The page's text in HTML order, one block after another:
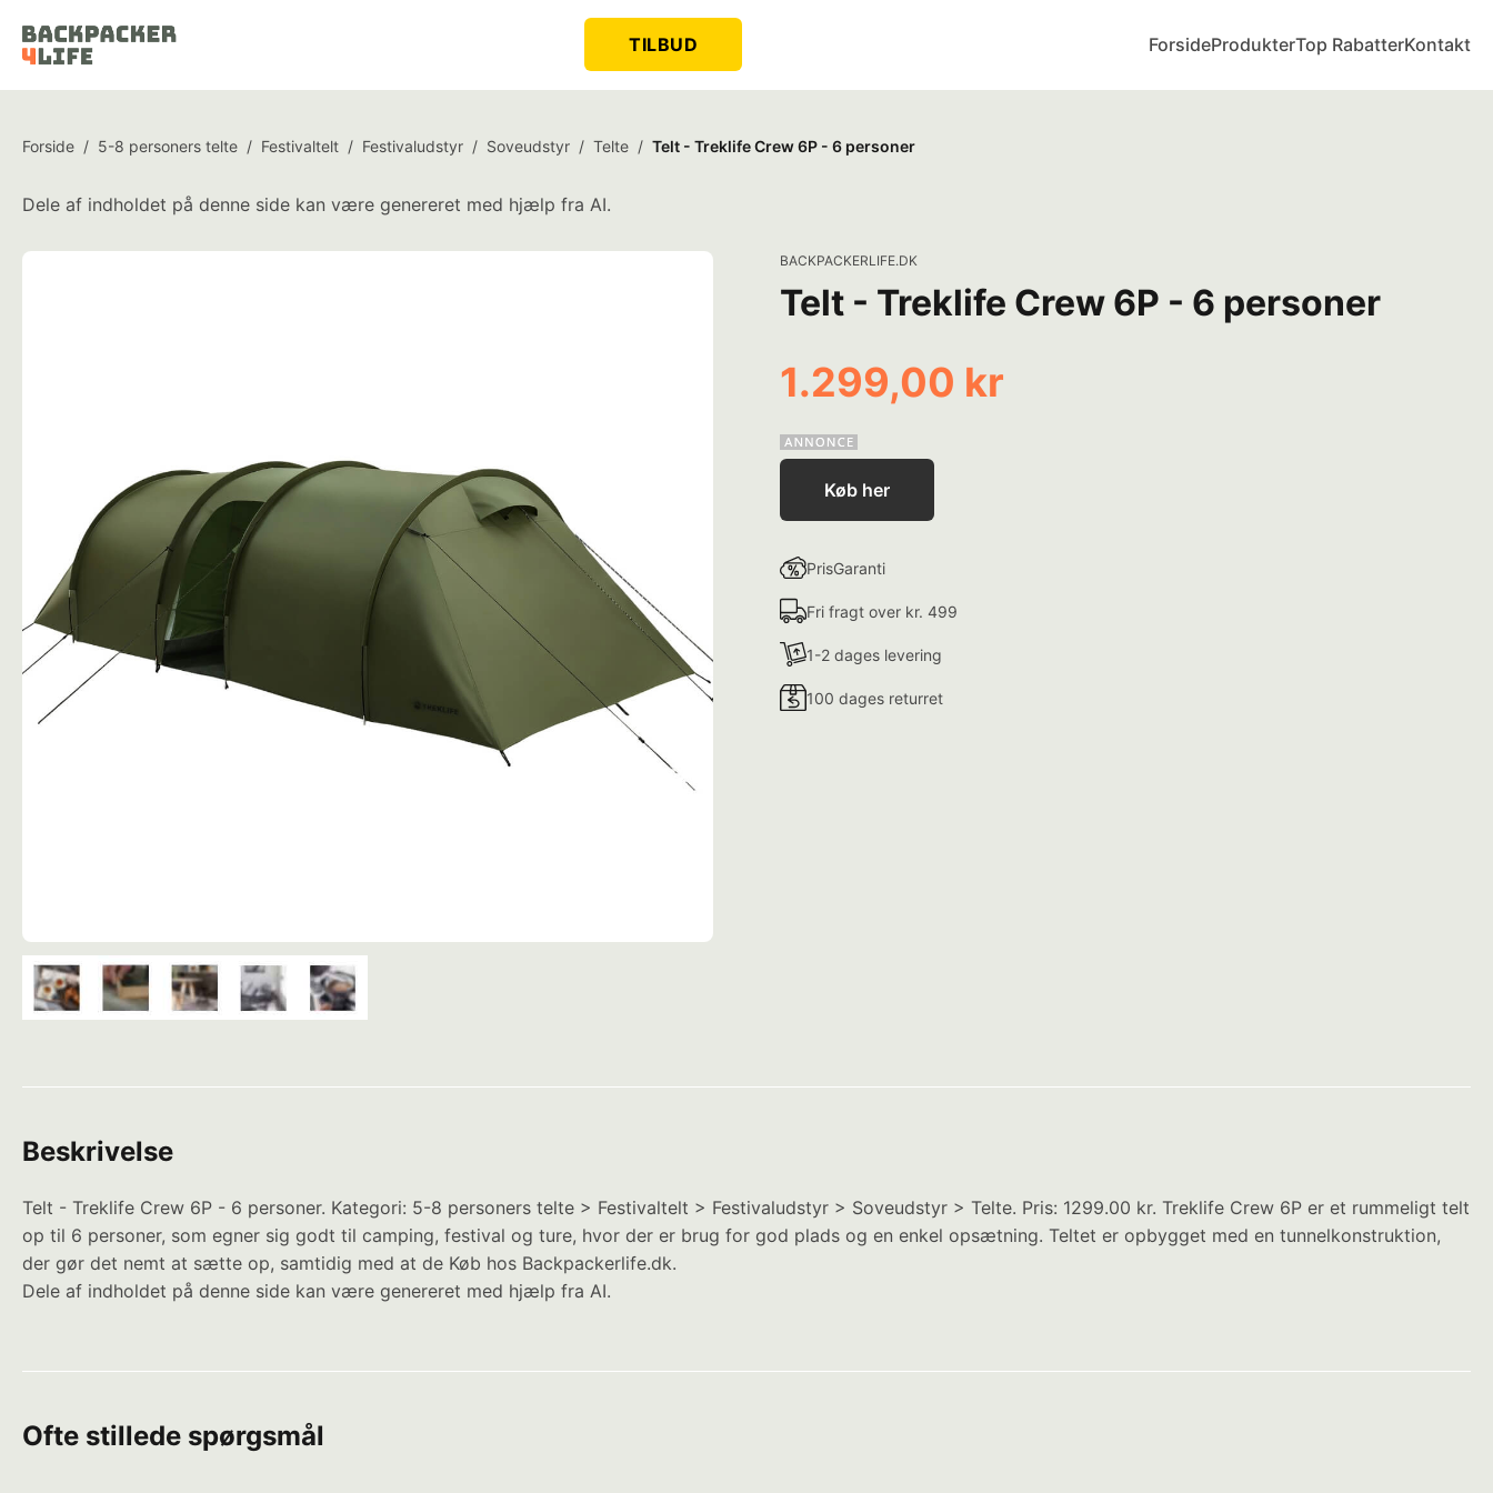
TILBUD ForsideProdukterTop RabatterKontakt
Forside / 5-8 personers telte / Festivaltelt / Festivaludstyr / Soveudstyr / Telte / Telt - Treklife Crew 6P - 6 personer
Dele af indholdet på denne side kan være genereret med hjælp fra AI.
BACKPACKERLIFE.DK
Telt - Treklife Crew 6P - 6 personer
1.299,00 kr
Køb her
PrisGaranti
Fri fragt over kr. 499
1-2 dages levering
100 dages returret
Beskrivelse
Telt - Treklife Crew 6P - 6 personer. Kategori: 5-8 personers telte > Festivaltelt > Festivaludstyr > Soveudstyr > Telte. Pris: 1299.00 kr. Treklife Crew 6P er et rummeligt telt
op til 6 personer, som egner sig godt til camping, festival og ture, hvor der er brug for god plads og en enkel opsætning. Teltet er opbygget med en tunnelkonstruktion,
der gør det nemt at sætte op, samtidig med at de Køb hos Backpackerlife.dk.
Dele af indholdet på denne side kan være genereret med hjælp fra AI.
Ofte stillede spørgsmål